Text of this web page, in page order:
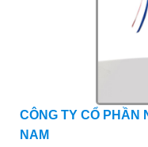
CÔNG TY CỔ PHẦN
NAM